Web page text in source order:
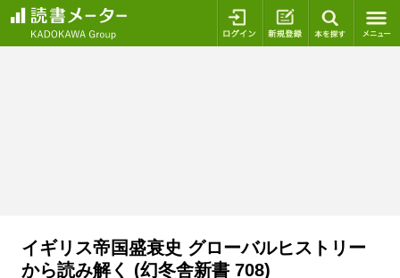
ログイン 新規登録
イギリス帝国盛衰史 グローバルヒストリー
から読み解く (幻冬舎新書 708)